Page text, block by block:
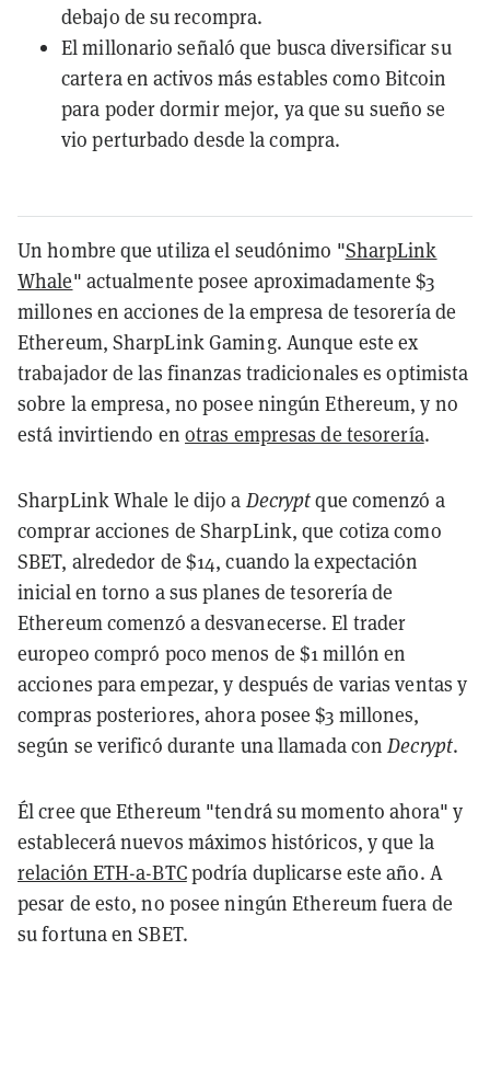
debajo de su recompra.
El millonario señaló que busca diversificar su
cartera en activos más estables como Bitcoin
para poder dormir mejor, ya que su sueño se
vio perturbado desde la compra.
Un hombre que utiliza el seudónimo "SharpLink
Whale" actualmente posee aproximadamente $3
millones en acciones de la empresa de tesorería de
Ethereum, SharpLink Gaming. Aunque este ex
trabajador de las finanzas tradicionales es optimista
sobre la empresa, no posee ningún Ethereum, y no
está invirtiendo en otras empresas de tesorería.
SharpLink Whale le dijo a Decryptque comenzó a
comprar acciones de SharpLink, que cotiza como
SBET, alrededor de $14, cuando la expectación
inicial en torno a sus planes de tesorería de
Ethereum comenzó a desvanecerse. El trader
europeo compró poco menos de $1 millón en
acciones para empezar, y después de varias ventas y
compras posteriores, ahora posee$3 millones,
según se verificó durante una llamada conDecrypt.
Él cree que Ethereum "tendrá su momento ahora" y
establecerá nuevos máximos históricos, y que la
relación ETH-a-BTCpodría duplicarse este año. A
pesar de esto, no posee ningún Ethereum fuera de
su fortuna en SBET.